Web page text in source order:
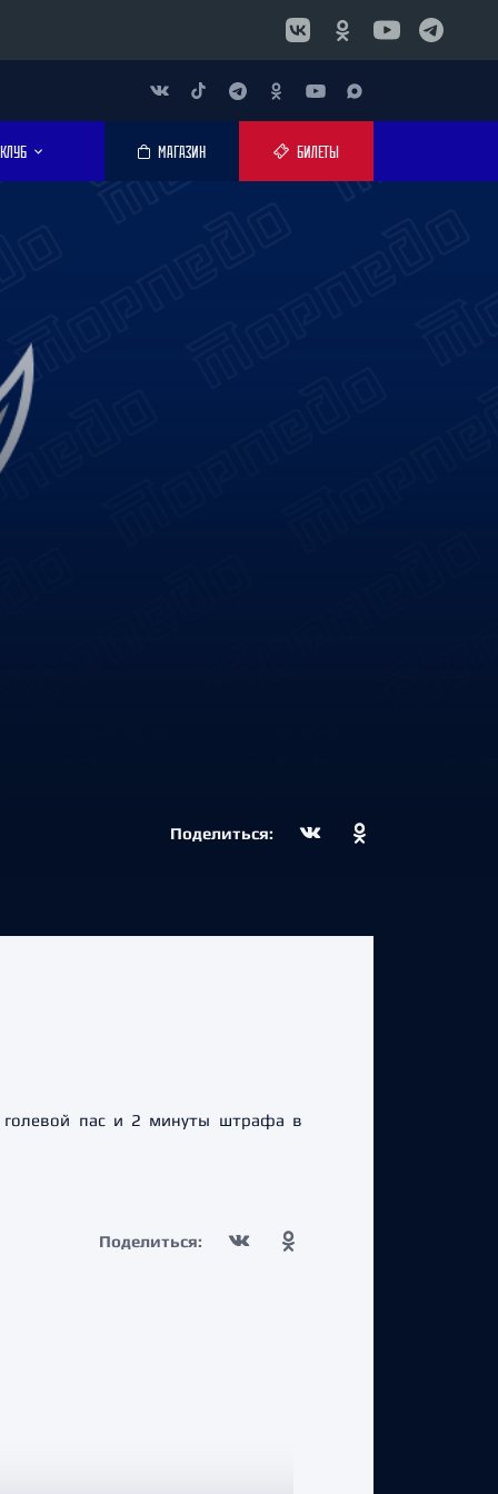
КЛУБ МАГАЗИН БИЛЕТЫ
Поделиться:
голевой пас и 2 минуты штрафа в
Поделиться: